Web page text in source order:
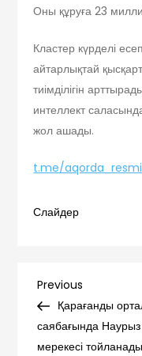
Оны құруға 23
Кластер күрделі
айтарлықтай
тиімділігін
интеллект
жол ашады.
t.me/aqorda_resmi
Слайдер
по
Previous
Post
Previous
Қарағанды
саябағында Наурыз
мерекесі тойланады